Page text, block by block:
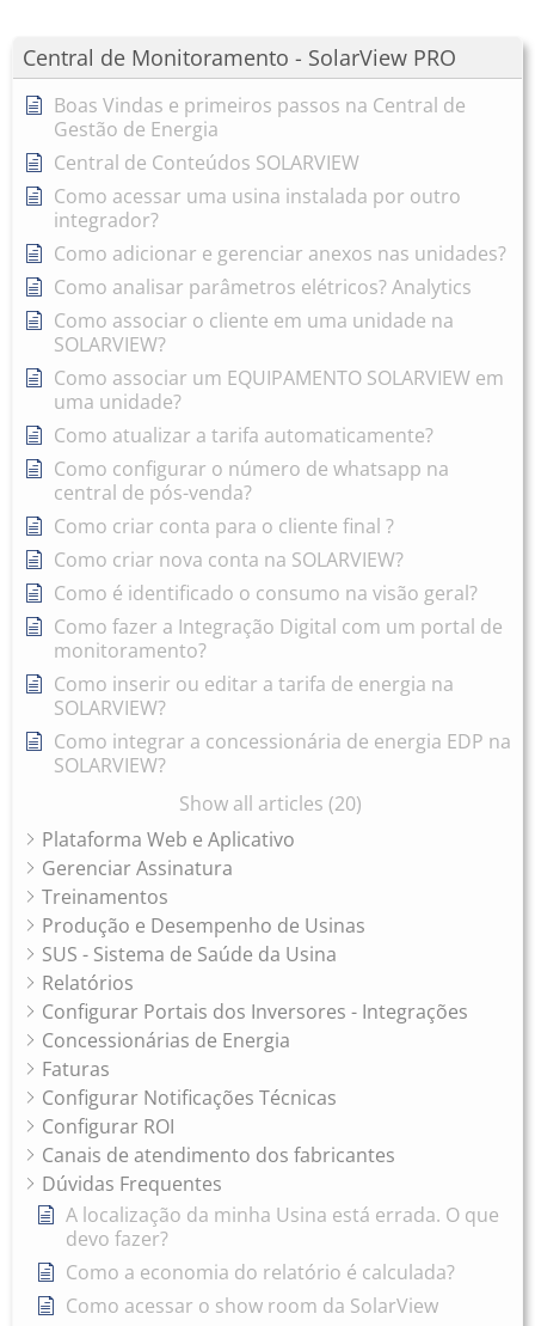
Central de Monitoramento - SolarView PRO
Boas Vindas e primeiros passos na Central de
Gestão de Energia
Central de Conteúdos SOLARVIEW
Como acessar uma usina instalada por outro
integrador?
Como adicionar e gerenciar anexos nas unidades?
Como analisar parâmetros elétricos? Analytics
Como associar o cliente em uma unidade na
SOLARVIEW?
Como associar um EQUIPAMENTO SOLARVIEW em
uma unidade?
Como atualizar a tarifa automaticamente?
Como configurar o número de whatsapp na
central de pós-venda?
Como criar conta para o cliente final ?
Como criar nova conta na SOLARVIEW?
Como é identificado o consumo na visão geral?
Como fazer a Integração Digital com um portal de
monitoramento?
Como inserir ou editar a tarifa de energia na
SOLARVIEW?
Como integrar a concessionária de energia EDP na
SOLARVIEW?
Show all articles (20)
Plataforma Web e Aplicativo
Gerenciar Assinatura
Treinamentos
Produção e Desempenho de Usinas
SUS - Sistema de Saúde da Usina
Relatórios
Configurar Portais dos Inversores - Integrações
Concessionárias de Energia
Faturas
Configurar Notificações Técnicas
Configurar ROI
Canais de atendimento dos fabricantes
Dúvidas Frequentes
A localização da minha Usina está errada. O que
devo fazer?
Como a economia do relatório é calculada?
Como acessar o show room da SolarView